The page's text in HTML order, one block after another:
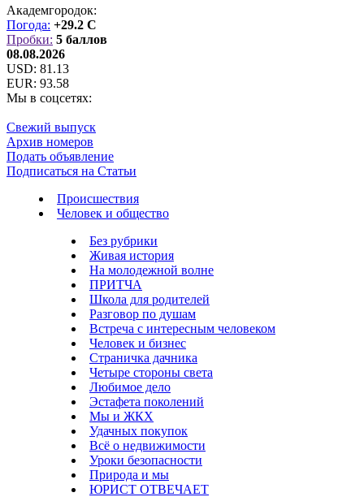
Академгородок:
Погода: +29.2 C
Пробки: 5 баллов
08.08.2026
USD: 81.13
EUR: 93.58
Мы в соцсетях:
Свежий выпуск
Архив номеров
Подать объявление
Подписаться на Статьи
Происшествия
Человек и общество
Без рубрики
Живая история
На молодежной волне
ПРИТЧА
Школа для родителей
Разговор по душам
Встреча с интересным человеком
Человек и бизнес
Страничка дачника
Четыре стороны света
Любимое дело
Эстафета поколений
Мы и ЖКХ
Удачных покупок
Всё о недвижимости
Уроки безопасности
Природа и мы
ЮРИСТ ОТВЕЧАЕТ